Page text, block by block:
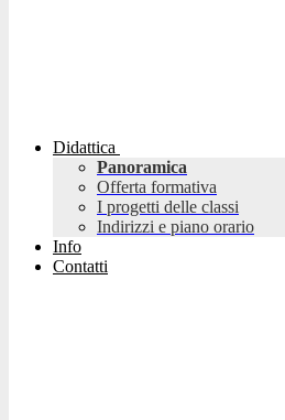
Didattica
Panoramica
Offerta formativa
I progetti delle classi
Indirizzi e piano orario
Info
Contatti